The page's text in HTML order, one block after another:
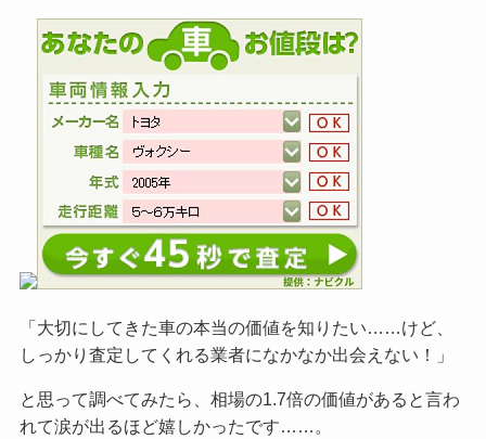
「大切にしてきた車の本当の価値を知りたい……けど、
しっかり査定してくれる業者になかなか出会えない！」
と思って調べてみたら、相場の1.7倍の価値があると言わ
れて涙が出るほど嬉しかったです……。